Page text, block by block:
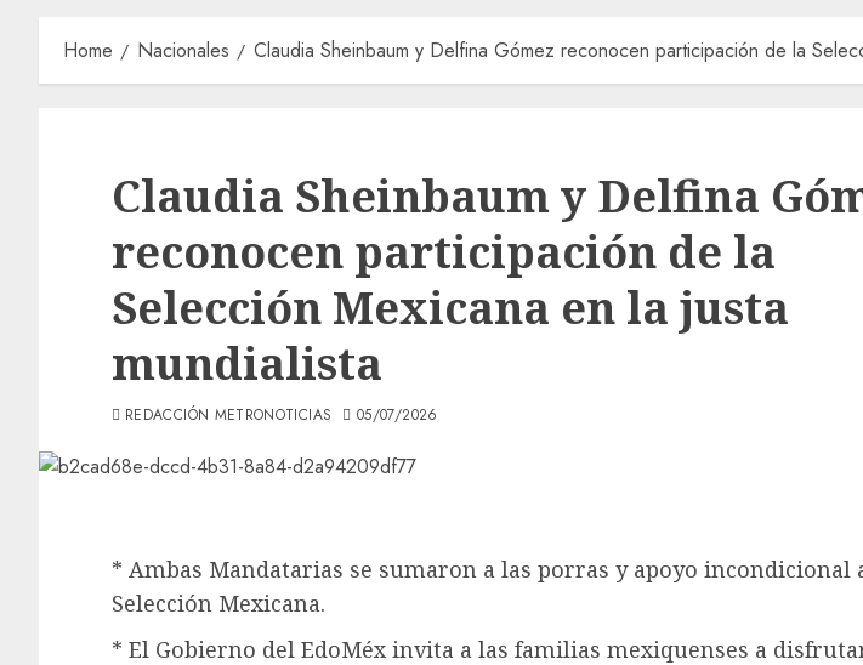
Home Nacionales Claudia Sheinbaum y Delfina Gómez reconocen participación de la
Claudia Sheinbaum y Delfina
reconocen participación de la
Selección Mexicana en la justa
mundialista
REDACCIÓN METRONOTICIAS 05/07/2026
* Ambas Mandatarias se sumaron a las porras y apoyo incondicional
Selección Mexicana.
* El Gobierno del EdoMéx invita a las familias mexiquenses a